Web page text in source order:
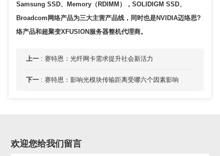
Samsung SSD、Memory（RDIMM），SOLIDIGM SSD、
Broadcom网络产品为三大主营产品线，同时也是NVIDIA迈络思?
络产品和超聚变XFUSION服务器整机代理商。
上一: 赛特恩：光纤网卡需求提升社会新活力
下一: 赛特恩：影响光模块传输距离受哪六个因素影响
欢迎您给我们留言